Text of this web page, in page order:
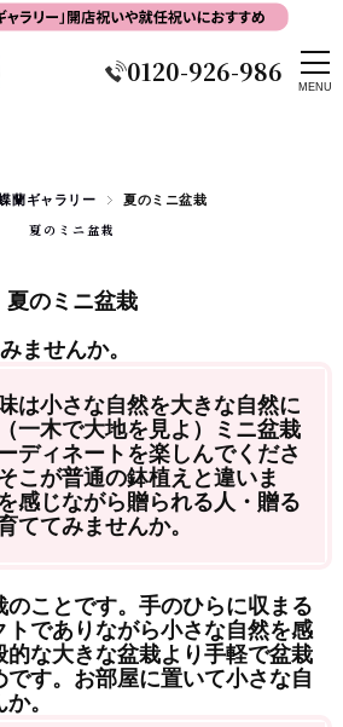
0120-926-986
蘭ギャラリー 夏のミニ盆栽
夏のミニ盆栽
夏のミニ盆栽
ませんか。
は小さな自然を大きな自然に
一木で大地を見よ）ミニ盆栽
ディネートを楽しんでくださ
こが普通の鉢植えと違いま
感じながら贈られる人・ 贈る
ててみませんか。
ことです。手のひらに収まる
トでありながら小さな自然を感
的な大きな盆栽より手軽で盆栽
す。お部屋に置いて小さな自
。